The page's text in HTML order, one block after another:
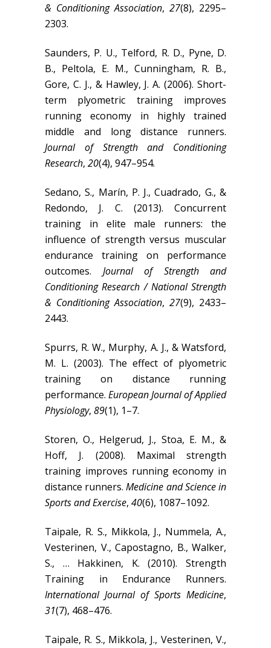
& Conditioning Association, 27(8), 2295–
2303.
Saunders, P. U., Telford, R. D., Pyne, D.
B., Peltola, E. M., Cunningham, R. B.,
Gore, C. J., & Hawley, J. A. (2006). Short-
term plyometric training improves
running economy in highly trained
middle and long distance runners.
Journal of Strength and Conditioning
Research, 20(4), 947–954.
Sedano, S., Marín, P. J., Cuadrado, G., &
Redondo, J. C. (2013). Concurrent
training in elite male runners: the
influence of strength versus muscular
endurance training on performance
outcomes. Journal of Strength and
Conditioning Research / National Strength
& Conditioning Association, 27(9), 2433–
2443.
Spurrs, R. W., Murphy, A. J., & Watsford,
M. L. (2003). The effect of plyometric
training on distance running
performance. European Journal of Applied
Physiology, 89(1), 1–7.
Storen, O., Helgerud, J., Stoa, E. M., &
Hoff, J. (2008). Maximal strength
training improves running economy in
distance runners.Medicine and Science in
Sports and Exercise, 40(6), 1087–1092.
Taipale, R. S., Mikkola, J., Nummela, A.,
Vesterinen, V., Capostagno, B., Walker,
S., … Hakkinen, K. (2010). Strength
Training in Endurance Runners.
International Journal of Sports Medicine,
31(7), 468–476.
Taipale, R. S., Mikkola, J., Vesterinen, V.,